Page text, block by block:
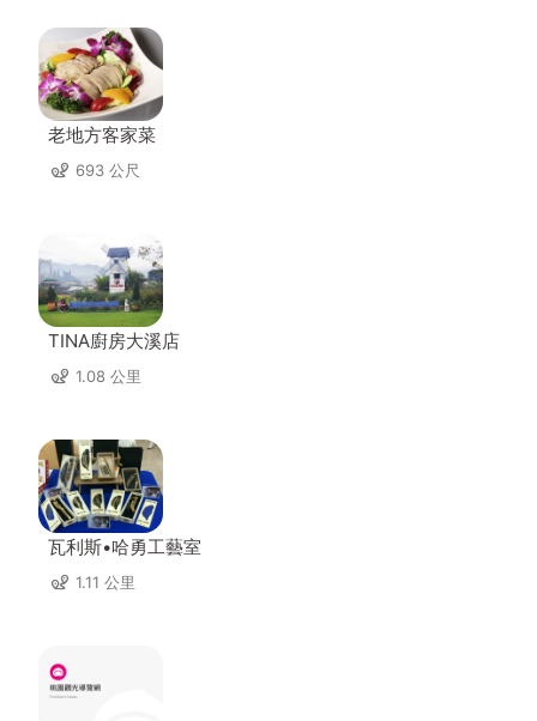
老地方客家菜
693 公尺
TINA廚房大溪店
1.08 公里
瓦利斯•哈勇工藝室
1.11 公里